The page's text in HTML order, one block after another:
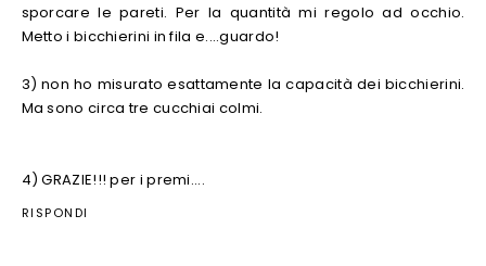
sporcare le pareti. Per la quantità mi regolo ad occhio.
Metto i bicchierini in fila e....guardo!
3) non ho misurato esattamente la capacità dei bicchierini.
Ma sono circa tre cucchiai colmi.
4) GRAZIE!!! per i premi....
RISPONDI